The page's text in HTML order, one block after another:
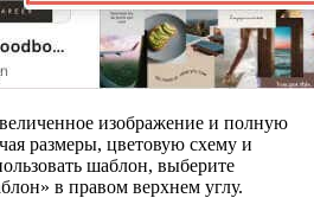
изображение и полную
размеры, цветовую схему и
шаблон, выберите
в правом верхнем углу.